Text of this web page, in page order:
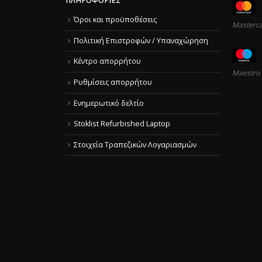
Όροι και προϋποθέσεις
Πολιτική Επιστροφών / Υπαναχώρηση
Κέντρο απορρήτου
Ρυθμίσεις απορρήτου
Ενημερωτικό δελτίο
Stoklist Refurbished Laptop
Στοιχεία Τραπεζικών Λογαριασμών
Maestro